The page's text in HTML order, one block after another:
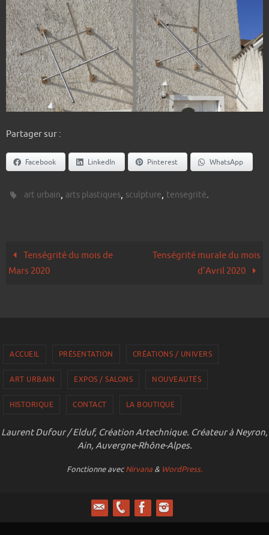
Partager sur :
Facebook LinkedIn Pinterest WhatsApp
art urbain, arts plastiques, sculpture, tensegrité.
Tenségrité du mois de
Mars 2020
Tenségrité murale du mois
d’Avril 2020
ACCUEIL PRÉSENTATION CRÉATIONS / UNIVERS
ART URBAIN EXPOS / SALONS NOUVEAUTÉS
HISTORIQUE CONTACT LA BOUTIQUE
Laurent Dufour / Elduf, Création Artechnique. Créateur à Neyron,
Ain, Auvergne-Rhône-Alpes.
Fonctionne avecNirvana & WordPress.